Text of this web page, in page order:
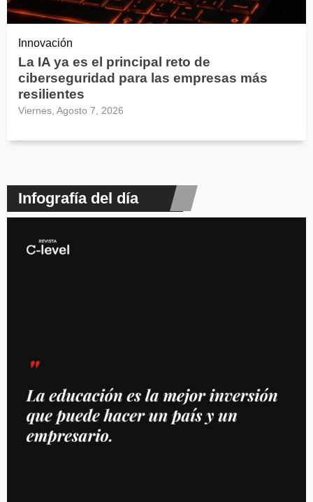
Innovación
La IA ya es el principal reto de
ciberseguridad para las empresas más
resilientes
Viernes, Agosto 7, 2026
Infografía del día